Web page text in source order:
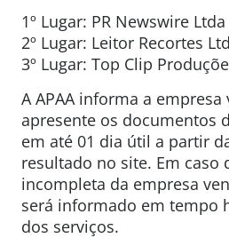
1º Lugar: PR Newswire Ltda
2º Lugar: Leitor Recortes
3º Lugar: Top Clip
A APAA informa a
apresente os documentos
em até 01 dia útil a partir
resultado no site. Em caso
incompleta da empresa
será informado em tempo
dos serviços.